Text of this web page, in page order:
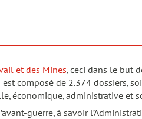
et des Mines, ceci dans le but
composé de 2.374 dossiers,
économique, administrative et
guerre, à savoir